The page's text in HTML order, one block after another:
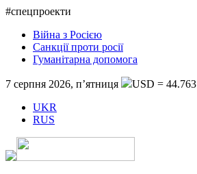
#спецпроекти
Війна з Росією
Санкції проти росії
Гуманітарна допомога
7 серпня 2026, п’ятниця USD = 44.763
UKR
RUS